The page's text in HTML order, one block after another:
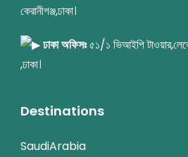
কেরানীগঞ্জ,ঢাকা।
ঢাকা অফিসঃ৫১/১ ভিআইপি
,ঢাকা।
Destinations
SaudiArabia